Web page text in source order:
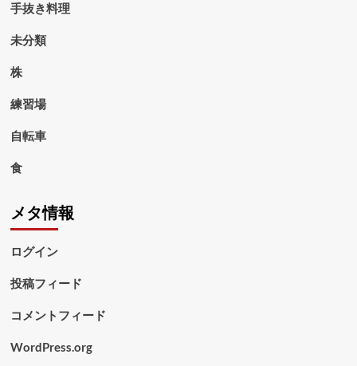
手抜き料理
未分類
株
練習場
自転車
食
メタ情報
ログイン
投稿フィード
コメントフィード
WordPress.org